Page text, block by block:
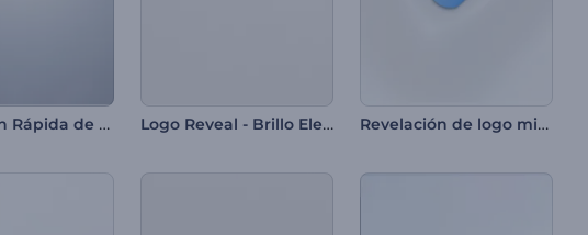
Animación Rápida de Logo Logo Reveal - Brillo Elegante Revelación de logo minimalista